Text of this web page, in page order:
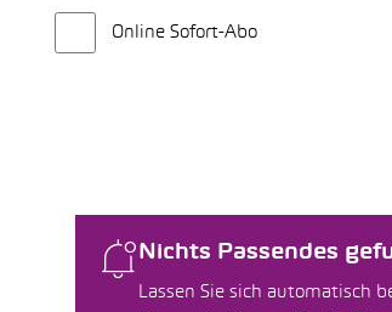
Online Sofort-Abo
Nichts Passendes
Lassen Sie sich automatisch